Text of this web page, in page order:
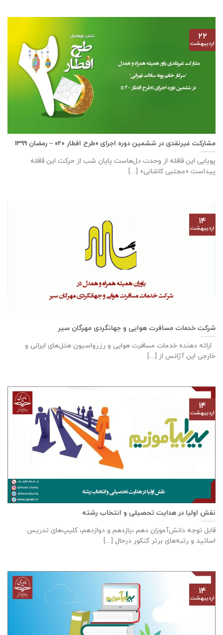
مشارکت غیرنقدی در ششمین دوره اجرای «طرح افطار ۲۰» – رمضان ۱۳۹۹
پویایی این قافله از وحدت دل‌هاست پایان شب از حرکت این قافله
پیداست «مجتبی کاشانی» [...]
۲۲
اردیبهشت
شرکت خدمات مسافرت هوایی و جهانگردی مهرگان سیر
ارائه دهنده خدمات مسافرت هوایی و رزرواسیون هتل‌های ایرانی و
خارجی این آژانس از [...]
۱۴
اردیبهشت
نقش اولیا در هدایت تحصیلی و انتخاب رشته
قابل توجه دانش‌آموزان دهم ،یازدهم و دوازدهم، کلیپ‌های تدریس
اساتید و رتبه‌های برتر کنکور درحال [...]
۱۴
اردیبهشت
۱۴
اردیبهشت